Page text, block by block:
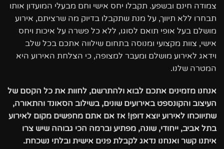
צמודה חינם ובשפע. תקבלו יחס אישי וחם מבעלי המועדון אותו
תבחרו ללא תיווך, על מנת שתקבלו בדיוק מה שרציתם, אירוע
מושלם בעל אופי תואם לסוגו, ללא כל פשרה על איכות ויחס
אישי, צוות מקצועי ומנוסה בתחום שילווה אתכם בכל שלב
וידאג לאירוע מושלם ומעבר למצופה, כי הצלחת האירוע היא
המטרה שלנו.
אנחנו מזמינים אתכם לבוא ולהתרשם, לחוות את כל הקסם של
העיצוב והקונספט באירועים שונים, בשילוב הסאונד והתאורה,
שתיווכחו לאירוע יוצא דופן! אז אם אתם מחפשים מקום לאירוע
בתל אביב, ייחודי, שונה, מפתיע וברמה הכי גבוהה שיש צרו
איתנו קשר ואנחנו נדאג לקבלת פנים אישית ובלתי נשכחת.